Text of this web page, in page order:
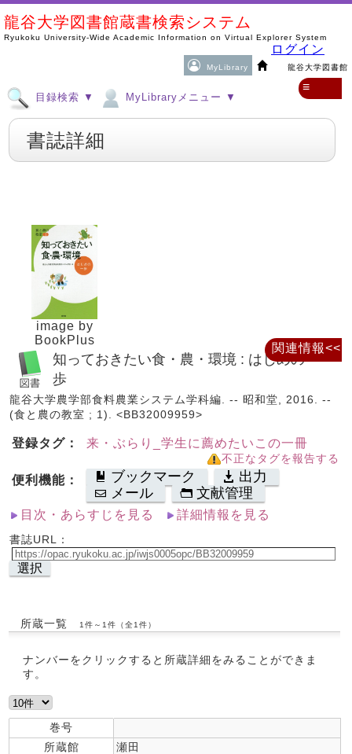
龍谷大学図書館蔵書検索システム
Ryukoku University-Wide Academic Information on Virtual Explorer System
MyLibrary 龍谷大学図書館
ログイン
目録検索 ▼ MyLibraryメニュー ▼
≡
書誌詳細
image by
BookPlus
知っておきたい食・農・環境 : はじめの一
歩
龍谷大学農学部食料農業システム学科編. -- 昭和堂, 2016. --
(食と農の教室 ; 1). <BB32009959>
登録タグ： 来・ぶらり_学生に薦めたいこの一冊
不正なタグを報告する
便利機能： ブックマーク
出力
メール
文献管理
目次・あらすじを見る 詳細情報を見る
書誌URL：
選択
所蔵一覧 1件～1件（全1件）
ナンバーをクリックすると所蔵詳細をみることができま
す。
巻号
所蔵館
瀬田
関連情報<<